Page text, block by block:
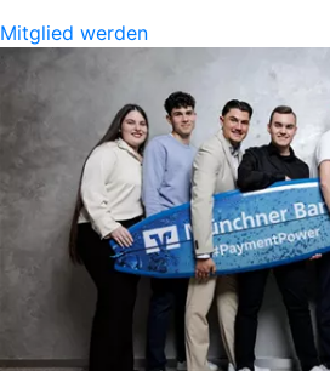
Mitglied werden